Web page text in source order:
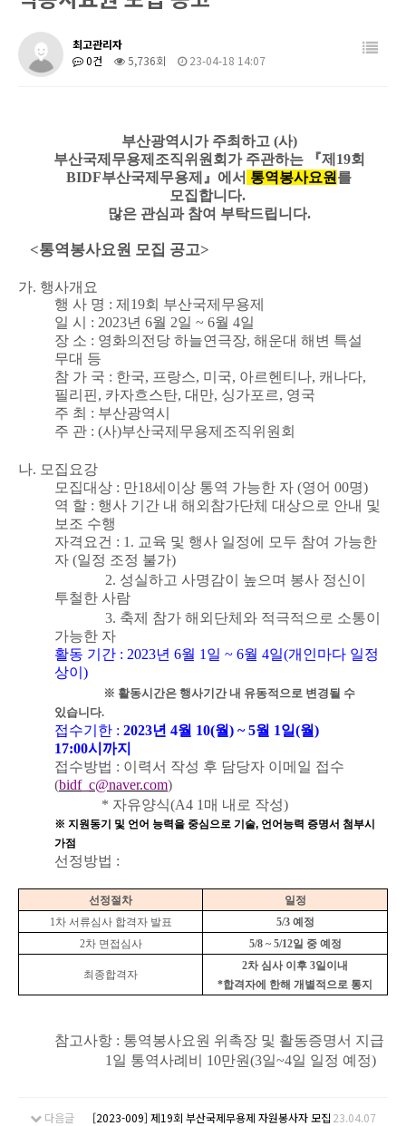
커뮤니티
최고관리자
0건
5,736회 23-04-18 14:07
부산광역시가 주최하고 (사)
부산국제무용제조직위원회가 주관하는
『제 19회
BIDF부산국제무용제 』 에서 통역봉사요원 를
모집합니다.
많은 관심과 참여 부탁드립니다.
<통역봉사요원 모집 공고>
가. 행사개요
행 사 명 : 제 19회 부산국제무용제
일 시 : 2023년 6월 2일 ~ 6월 4일
장 소 : 영화의전당 하늘연극장, 해운대 해변 특설
무대 등
참 가 국 : 한국, 프랑스, 미국, 아르헨티나, 캐나다,
필리핀 , 카자흐스탄, 대만, 싱가포르, 영국
주 최 : 부산광역시
주 관 : (사)부산국제무용제조직위원회
나. 모집요강
모집대상 : 만18세이상 통역 가능한 자 (영어 00명)
역 할 : 행사 기간 내 해외참가단체 대상으로 안내 및
보조 수행
자격요건 : 1. 교육 및 행사 일정에 모두 참여 가능한
자 (일정 조정 불가)
2. 성실하고 사명감이 높으며 봉사 정신이
투철한 사람
3. 축제 참가 해외단체와 적극적으로 소통이
가능한 자
활동 기간 : 2023년 6월 1 일 ~ 6월 4일(개인마다 일정
상이 )
※ 활동시간은 행사기간 내 유동적으로 변경될 수
있습니다.
접수기한 : 2023년 4월 10(월) ~ 5월 1일(월)
17:00시까지
접수방법 : 이력서 작성 후 담당자 이메일 접수
(bidf_c@naver.com)
* 자유양식(A4 1 매 내로 작성)
※ 지원동기 및 언어 능력을 중심으로 기술, 언어능력 증명서 첨부시
가점
선정방법 :
선정절차
일정
1차 서류심사 합격자 발표 5/3 예정
2차 면접심사 5/8 ~ 5/12일 중 예정
최종합격자
2차 심사 이후 3일이내
*합격자에 한해 개별적으로 통지
참고사항 : 통역봉사요원 위촉장 및 활동증명서 지급
1 일 통역사례비 10만원(3일~4일 일정 예정)
다음글 [2023-009] 제19회 부산국제무용제 자원봉사자 모집 23.04.07